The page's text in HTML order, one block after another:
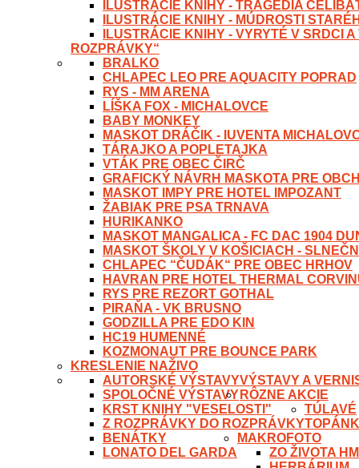
ILUSTRÁCIE KNIHY - TRAGÉDIA
ILUSTRÁCIE KNIHY - MÚDROSTI
ILUSTRÁCIE KNIHY - VYRYTÉ V SRDCI
ROZPRÁVKY“
BRALKO
CHLAPEC LEO PRE AQUACITY POPRAD
RYS - MM ARENA
LÍŠKA FOX - MICHALOVCE
BABY MONKEY
MASKOT DRÁČIK - IUVENTA
TÁRAJKO A POPLETAJKA
VTÁK PRE OBEC ČIRČ
GRAFICKÝ NÁVRH MASKOTA PRE
MASKOT IMPY PRE HOTEL IMPOZANT
ŽABIAK PRE PSA TRNAVA
HURIKANKO
MASKOT MANGALICA - FC DAC 1904
MASKOT ŠKOLY V KOŠICIACH -
CHLAPEC “ČUDÁK“ PRE OBEC HRHOV
HAVRAN PRE HOTEL THERMAL
RYS PRE REZORT GOTHAL
PIRAŇA - VK BRUSNO
GODZILLA PRE EDO KIN
HC19 HUMENNÉ
KOZMONAUT PRE BOUNCE PARK
KRESLENIE NAŽIVO
VÝSTAVY A
AUTORSKÉ VÝSTAVY
SPOLOČNÉ VÝSTAVY RÔZNE AKCIE
KRST KNIHY "VESELOSTI"
Z ROZPRÁVKY DO ROZPRÁVKY
TÚLAVÉ
BENÁTKY
LONATO DEL GARDA
MAKROFOTO
ZO ŽIVOTA